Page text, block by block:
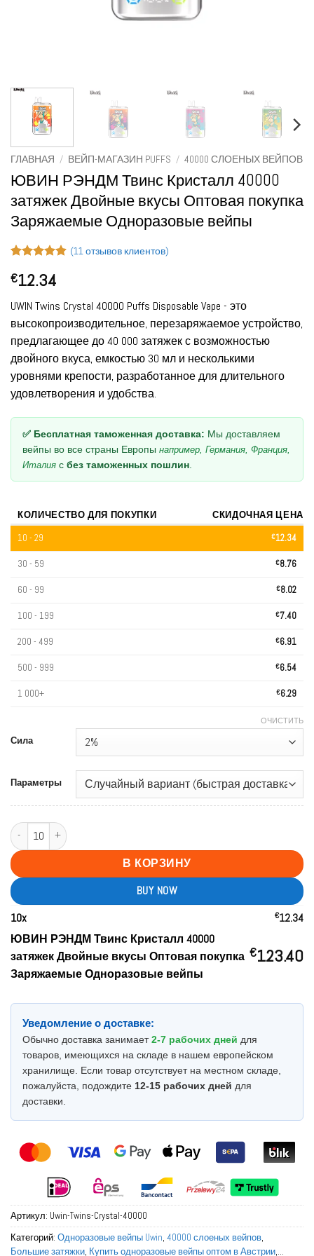
ГЛАВНАЯ / ВЕЙП-МАГАЗИН PUFFS / 40000 СЛОЕНЫХ ВЕЙПОВ
ЮВИН РЭНДМ Твинс Кристалл 40000
затяжек Двойные вкусы Оптовая покупка
Заряжаемые Одноразовые вейпы
4.91из 5
на основе
опроса
пользователей
(11 отзывов клиентов)
€12.34
UWIN Twins Crystal 40000 Puffs Disposable Vape - это
высокопроизводительное, перезаряжаемое устройство,
предлагающее до 40 000 затяжек с возможностью
двойного вкуса, емкостью 30 мл и несколькими
уровнями крепости, разработанное для длительного
удовлетворения и удобства.
✅ Бесплатная таможенная доставка: Мы доставляем
вейпы во все страны Европы например, Германия, Франция,
Италия с без таможенных пошлин
КОЛИЧЕСТВО ДЛЯ ПОКУПКИ
СКИДОЧНАЯ ЦЕНА
10 - 29
€12.34
30 - 59 €8.76
60 - 99 €8.02
100 - 199 €7.40
200 - 499 €6.91
500 - 999 €6.54
1 000+ €6.29
Сила
Параметры
ОЧИСТИТЬ
Количество товара UWIN RANDM Twins Crystal 40000 Puffs Double
В КОРЗИНУ
BUY NOW
10x €12.34
ЮВИН РЭНДМ Твинс Кристалл 40000
затяжек Двойные вкусы Оптовая покупка
Заряжаемые Одноразовые вейпы
€123.40
Уведомление о доставке:
Обычно доставка занимает2-7 рабочих дней для
товаров, имеющихся на складе в нашем европейском
хранилище. Если товар отсутствует на местном складе,
пожалуйста, подождите 12-15 рабочих дней для
доставки.
Артикул: Uwin-Twins-Crystal-40000
Категорий: Одноразовые вейпы Uwin, 40000 слоеных вейпов,
Большие затяжки, Купить одноразовые вейпы оптом в Австрии,